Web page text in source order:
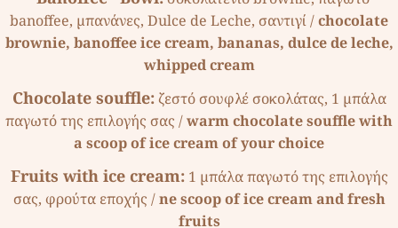
banoffee, µπανάνες, Dulce de Leche, σαντιγί /chocolate
brownie, banoffee ice cream, bananas, dulce de leche,
whipped cream
Chocolate souffle:ζεστό σουφλέ σοκολάτας, 1 µπάλα
παγωτό της επιλογής σας /warm chocolate souffle with
a scoop of ice cream of your choice
Fruits with ice cream:1 µπάλα παγωτό της επιλογής
σας, φρούτα εποχής /ne scoop of ice cream and fresh
fruits